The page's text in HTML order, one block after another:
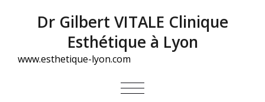
Dr Gilbert VITALE Clinique
Esthétique à Lyon
www.esthetique-lyon.com
AFFICHER/MASQUER